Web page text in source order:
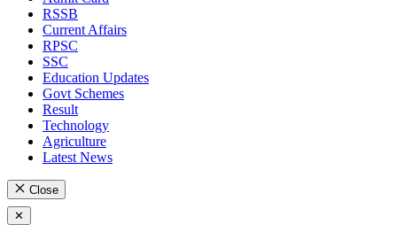
RSSB
Current Affairs
RPSC
SSC
Education Updates
Govt Schemes
Result
Technology
Agriculture
Latest News
Close
✕